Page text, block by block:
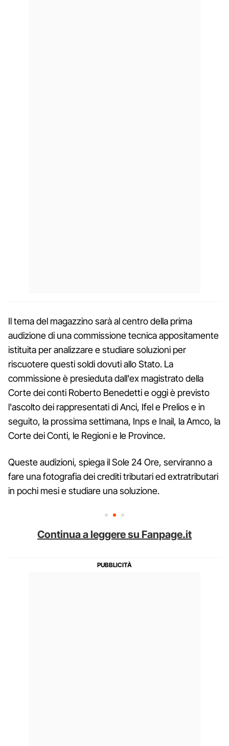
Il tema del magazzino sarà al centro della prima
audizione di una commissione tecnica appositamente
istituita per analizzare e studiare soluzioni per
riscuotere questi soldi dovuti allo Stato. La
commissione è presieduta dall'ex magistrato della
Corte dei conti Roberto Benedetti e oggi è previsto
l'ascolto dei rappresentati di Anci, Ifel e Prelios e in
seguito, la prossima settimana, Inps e Inail, la Amco, la
Corte dei Conti, le Regioni e le Province.
Queste audizioni, spiega il Sole 24 Ore, serviranno a
fare una fotografia dei crediti tributari ed extratributari
in pochi mesi e studiare una soluzione.
Continua a leggere su Fanpage.it